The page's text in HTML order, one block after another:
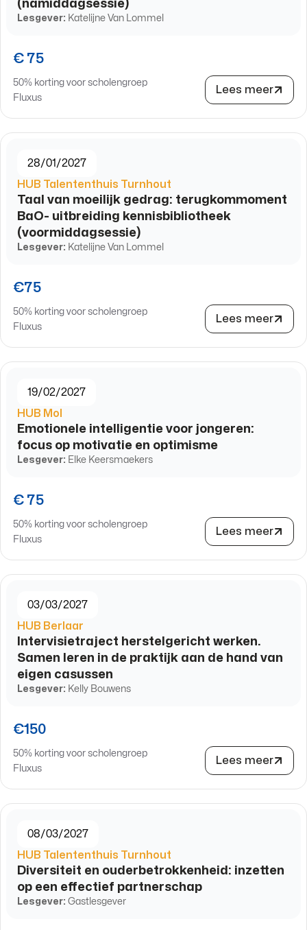
(namiddagsessie)
Lesgever: Katelijne Van Lommel
€ 75
50% korting voor scholengroep
Fluxus
Lees meer
28/01/2027
HUB Talententhuis Turnhout
Taal van moeilijk gedrag: terugkommoment
BaO- uitbreiding kennisbibliotheek
(voormiddagsessie)
Lesgever: Katelijne Van Lommel
€75
50% korting voor scholengroep
Fluxus
Lees meer
19/02/2027
HUB Mol
Emotionele intelligentie voor jongeren:
focus op motivatie en optimisme
Lesgever: Elke Keersmaekers
€ 75
50% korting voor scholengroep
Fluxus
Lees meer
03/03/2027
HUB Berlaar
Intervisietraject herstelgericht werken.
Samen leren in de praktijk aan de hand van
eigen casussen
Lesgever: Kelly Bouwens
€150
50% korting voor scholengroep
Fluxus
Lees meer
08/03/2027
HUB Talententhuis Turnhout
Diversiteit en ouderbetrokkenheid: inzetten
op een effectief partnerschap
Lesgever: Gastlesgever